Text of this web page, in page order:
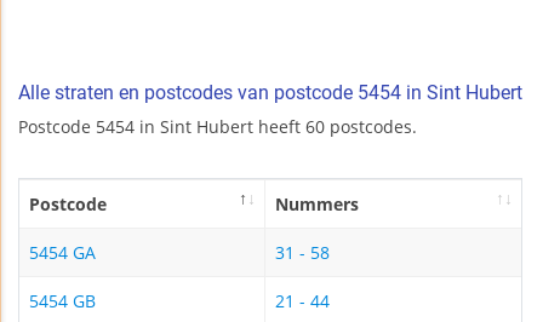
Alle straten en postcodes van postcode 5454 in Sint Hubert
Postcode 5454 in Sint Hubert heeft 60 postcodes.
Postcode Nummers
5454 GA 31 - 58
5454 GB 21 - 44